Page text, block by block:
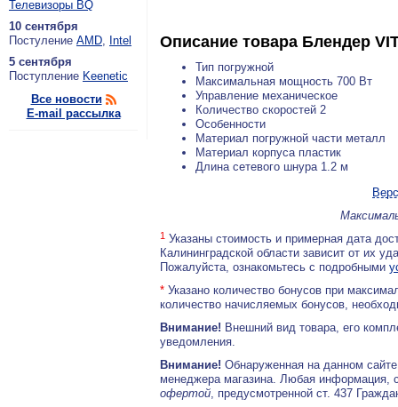
Теле­ви­зо­ры BQ
10 сентября
По­сту­ле­ние AMD, Intel
5 сентября
По­ступ­ле­ние Keenetic
Все новости
E-mail рассылка
Описание товара Блендер
Тип погружной
Максимальная мощность 700 Вт
Управление механическое
Количество скоростей 2
Особенности
Материал погружной части металл
Материал корпуса пластик
Длина сетевого шнура 1.2 м
1 Указаны стоимость и примерная дата
Калининградской области зависит от их
Пожалуйста, ознакомьтесь с подробными
* Указано количество бонусов при
количество начисляемых бонусов,
Внимание! Внешний вид товара, его
уведомления.
Внимание! Обнаруженная на данном
менеджера магазина. Любая информация,
офертой, предусмотренной ст. 437